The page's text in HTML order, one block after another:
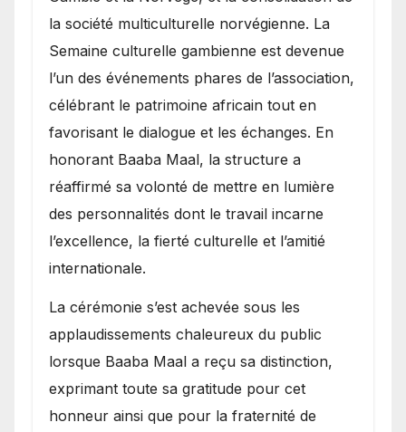
la société multiculturelle norvégienne. La
Semaine culturelle gambienne est devenue
l’un des événements phares de l’association,
célébrant le patrimoine africain tout en
favorisant le dialogue et les échanges. En
honorant Baaba Maal, la structure a
réaffirmé sa volonté de mettre en lumière
des personnalités dont le travail incarne
l’excellence, la fierté culturelle et l’amitié
internationale.
​La cérémonie s’est achevée sous les
applaudissements chaleureux du public
lorsque Baaba Maal a reçu sa distinction,
exprimant toute sa gratitude pour cet
honneur ainsi que pour la fraternité de